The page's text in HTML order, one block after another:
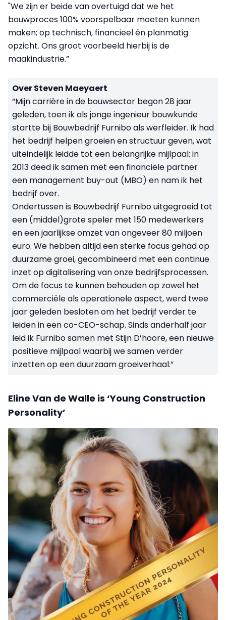
"We zijn er beide van overtuigd dat we het
bouwproces 100% voorspelbaar moeten kunnen
maken; op technisch, financieel én planmatig
opzicht. Ons groot voorbeeld hierbij is de
maakindustrie.”
Over Steven Maeyaert
“Mijn carrière in de bouwsector begon 28 jaar
geleden, toen ik als jonge ingenieur bouwkunde
startte bij Bouwbedrijf Furnibo als werfleider. Ik had
het bedrijf helpen groeien en structuur geven, wat
uiteindelijk leidde tot een belangrijke mijlpaal: in
2013 deed ik samen met een financiële partner
een management buy-out (MBO) en nam ik het
bedrijf over.
Ondertussen is Bouwbedrijf Furnibo uitgegroeid tot
een (middel)grote speler met 150 medewerkers
en een jaarlijkse omzet van ongeveer 80 miljoen
euro. We hebben altijd een sterke focus gehad op
duurzame groei, gecombineerd met een continue
inzet op digitalisering van onze bedrijfsprocessen.
Om de focus te kunnen behouden op zowel het
commerciële als operationele aspect, werd twee
jaar geleden besloten om het bedrijf verder te
leiden in een co-CEO-schap. Sinds anderhalf jaar
leid ik Furnibo samen met Stijn D’hoore, een nieuwe
positieve mijlpaal waarbij we samen verder
inzetten op een duurzaam groeiverhaal.”
Eline Van de Walle is ‘Young Construction
Personality’